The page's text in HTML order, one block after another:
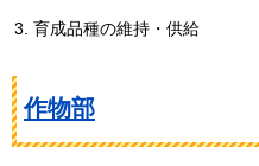
育成品種の維持・供給
作物部